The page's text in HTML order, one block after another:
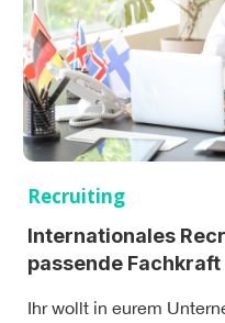
Recruiting
Internationales
passende Fachkraft
Ihr wollt in eurem